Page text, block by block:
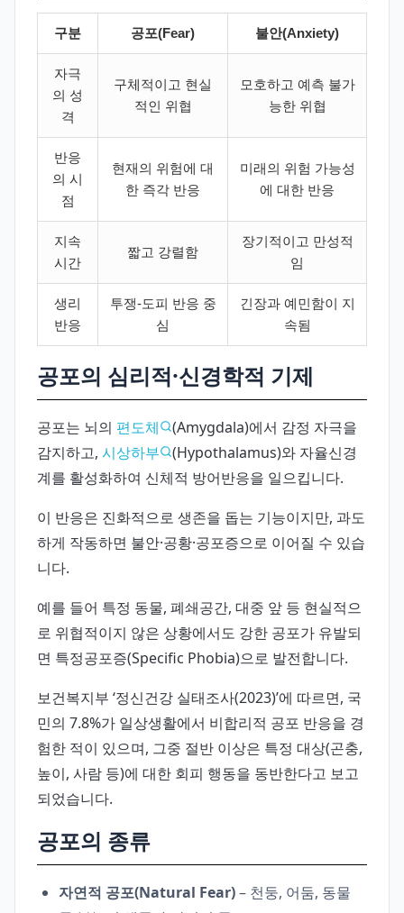
구분 공포(Fear) 불안(Anxiety)
자극
의 성
격
구체적이고 현실
적인 위협
모호하고 예측 불가
능한 위협
반응
의 시
점
현재의 위험에 대
한 즉각 반응
미래의 위험 가능성
에 대한 반응
지속
시간
짧고 강렬함
장기적이고 만성적
임
생리
반응
투쟁-도피 반응 중
심
긴장과 예민함이 지
속됨
공포의 심리적·신경학적 기제
공포는 뇌의 편도체
(Amygdala)에서 감정 자극을
감지하고, 시상하부
(Hypothalamus)와 자율신경
계를 활성화하여 신체적 방어반응을 일으킵니다.
이 반응은 진화적으로 생존을 돕는 기능이지만, 과도
하게 작동하면 불안·공황·공포증으로 이어질 수 있습
니다.
예를 들어 특정 동물, 폐쇄공간, 대중 앞 등 현실적으
로 위협적이지 않은 상황에서도 강한 공포가 유발되
면 특정공포증(Specific Phobia)으로 발전합니다.
보건복지부 ‘정신건강 실태조사(2023)’에 따르면, 국
민의 7.8%가 일상생활에서 비합리적 공포 반응을 경
험한 적이 있으며, 그중 절반 이상은 특정 대상(곤충,
높이, 사람 등)에 대한 회피 행동을 동반한다고 보고
되었습니다.
공포의 종류
자연적 공포(Natural Fear)– 천둥, 어둠, 동물